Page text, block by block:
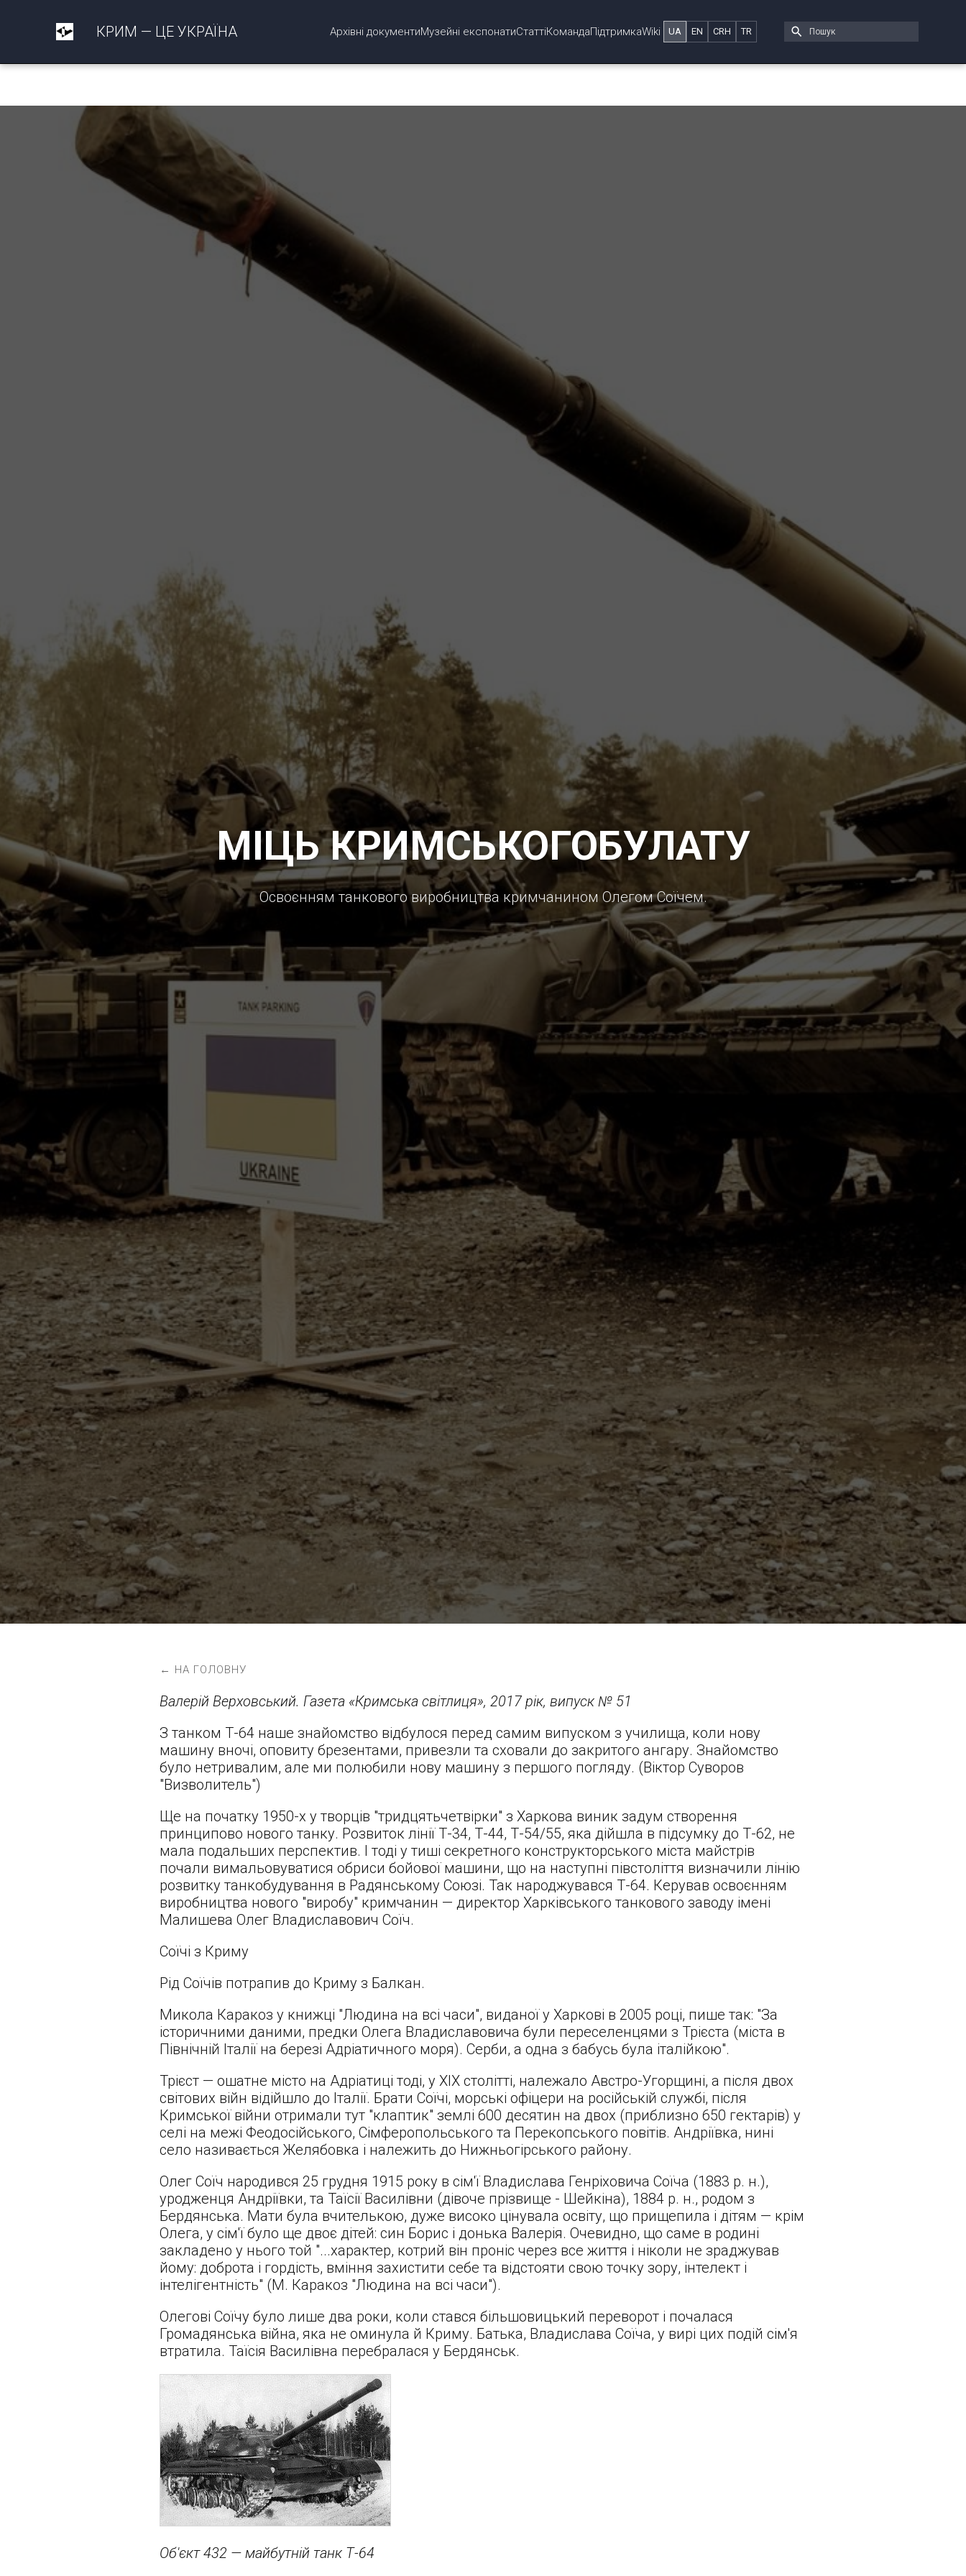
КРИМ — ЦЕ УКРАЇНА Архівні документиМузейні експонатиСтаттіКомандаПідтримкаWiki UA EN CRH TR
МІЦЬ КРИМСЬКОГОБУЛАТУ
Освоєнням танкового виробництва кримчанином Олегом Соїчем.
← НА ГОЛОВНУ
Валерій Верховський. Газета «Кримська світлиця», 2017 рік, випуск № 51
З танком Т-64 наше знайомство відбулося перед самим випуском з училища, коли нову
машину вночі, оповиту брезентами, привезли та сховали до закритого ангару. Знайомство
було нетривалим, але ми полюбили нову машину з першого погляду. (Віктор Суворов
"Визволитель")
Ще на початку 1950-х у творців "тридцятьчетвірки" з Харкова виник задум створення
принципово нового танку. Розвиток лінії Т-34, Т-44, Т-54/55, яка дійшла в підсумку до Т-62, не
мала подальших перспектив. І тоді у тиші секретного конструкторського міста майстрів
почали вимальовуватися обриси бойової машини, що на наступні півстоліття визначили лінію
розвитку танкобудування в Радянському Союзі. Так народжувався Т-64. Керував освоєнням
виробництва нового "виробу" кримчанин — директор Харківського танкового заводу імені
Малишева Олег Владиславович Соїч.
Соїчі з Криму
Рід Соїчів потрапив до Криму з Балкан.
Микола Каракоз у книжці "Людина на всі часи", виданої у Харкові в 2005 році, пише так: "За
історичними даними, предки Олега Владиславовича були переселенцями з Трієста (міста в
Північній Італії на березі Адріатичного моря). Серби, а одна з бабусь була італійкою".
Трієст — ошатне місто на Адріатиці тоді, у ХІХ столітті, належало Австро-Угорщині, а після двох
світових війн відійшло до Італії. Брати Соїчі, морські офіцери на російській службі, після
Кримської війни отримали тут "клаптик" землі 600 десятин на двох (приблизно 650 гектарів) у
селі на межі Феодосійського, Сімферопольського та Перекопського повітів. Андріївка, нині
село називається Желябовка і належить до Нижньогірського району.
Олег Соїч народився 25 грудня 1915 року в сім'ї Владислава Генріховича Соїча (1883 р. н.),
уродженця Андріївки, та Таїсії Василівни (дівоче прізвище - Шейкіна), 1884 р. н., родом з
Бердянська. Мати була вчителькою, дуже високо цінувала освіту, що прищепила і дітям — крім
Олега, у сім'ї було ще двоє дітей: син Борис і донька Валерія. Очевидно, що саме в родині
закладено у нього той "...характер, котрий він проніс через все життя і ніколи не зраджував
йому: доброта і гордість, вміння захистити себе та відстояти свою точку зору, інтелект і
інтелігентність" (М. Каракоз "Людина на всі часи").
Олегові Соїчу було лише два роки, коли стався більшовицький переворот і почалася
Громадянська війна, яка не оминула й Криму. Батька, Владислава Соїча, у вирі цих подій сім'я
втратила. Таїсія Василівна перебралася у Бердянськ.
Об'єкт 432 — майбутній танк Т-64